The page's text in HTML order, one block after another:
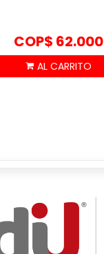
COP$ 62.000